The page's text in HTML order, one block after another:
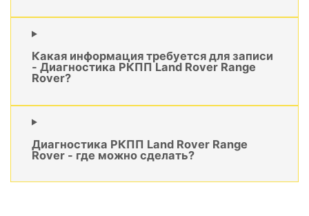
Какая информация требуется для записи
- Диагностика РКПП Land Rover Range
Rover?
Диагностика РКПП Land Rover Range
Rover - где можно сделать?